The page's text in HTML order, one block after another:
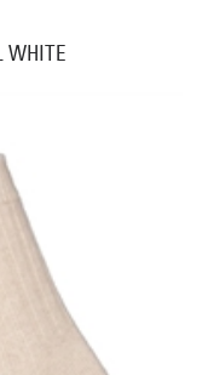
WHITE